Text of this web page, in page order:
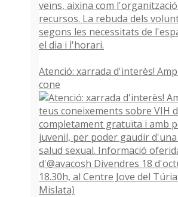
Atenció: xarrada d'interès!
cone